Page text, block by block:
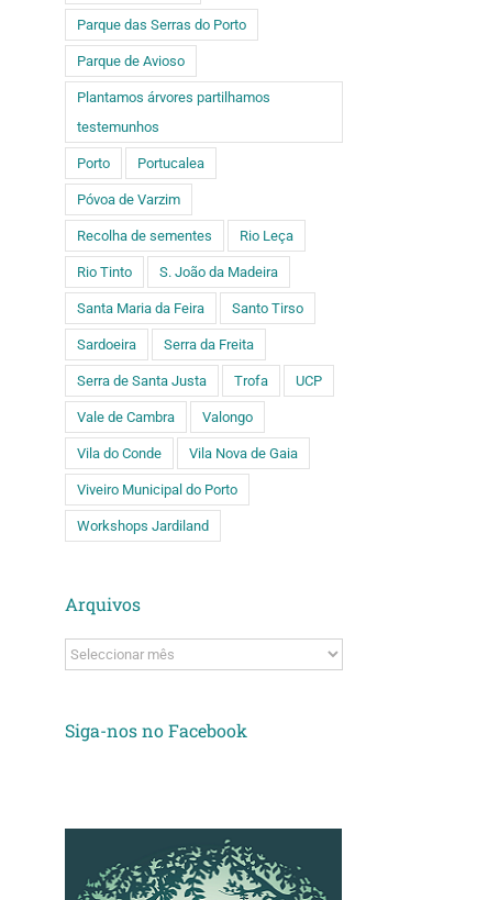
Parque das Serras do Porto
Parque de Avioso
Plantamos árvores partilhamos
testemunhos
Porto Portucalea
Póvoa de Varzim
Recolha de sementes Rio Leça
Rio Tinto S. João da Madeira
Santa Maria da Feira Santo Tirso
Sardoeira Serra da Freita
Serra de Santa Justa Trofa UCP
Vale de Cambra Valongo
Vila do Conde Vila Nova de Gaia
Viveiro Municipal do Porto
Workshops Jardiland
Arquivos
Arquivos
Siga-nos no Facebook